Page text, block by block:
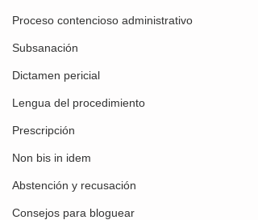
Proceso contencioso administrativo
Subsanación
Dictamen pericial
Lengua del procedimiento
Prescripción
Non bis in idem
Abstención y recusación
Consejos para bloguear